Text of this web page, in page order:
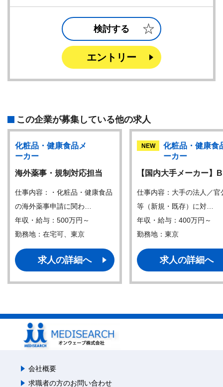
検討する
エントリー
この企業が募集している他の求人
化粧品・健康食品メ
ーカー
海外薬事・規制対応担当
仕事内容：・化粧品・健康食品
の海外薬事申請に関わ…
年収・給与：500万円～
勤務地：在宅可、東京
求人の詳細へ
NEW
化粧品・健康食
ーカー
【国内大手メーカー】
仕事内容：大手の法人／官
等（新規・既存）に対…
年収・給与：400万円～
勤務地：東京
求人の詳細へ
会社概要
求職者の方のお問い合わせ